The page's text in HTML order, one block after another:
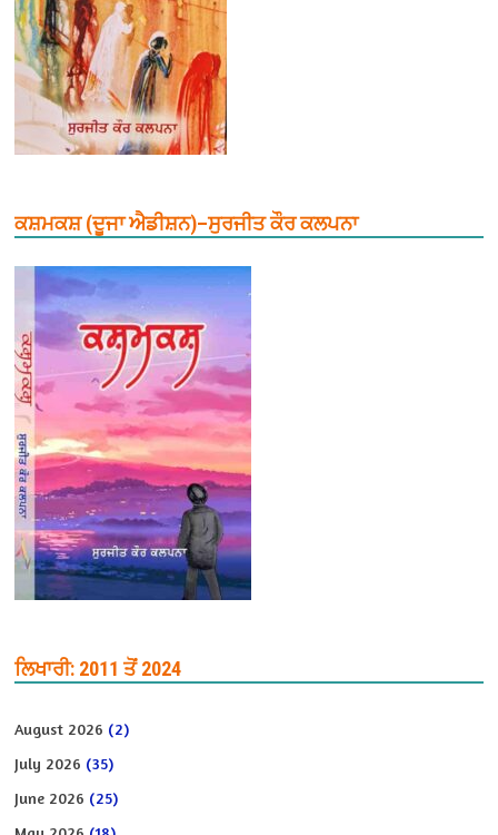
ਕਸ਼ਮਕਸ਼ (ਦੂਜਾ ਐਡੀਸ਼ਨ)–ਸੁਰਜੀਤ ਕੌਰ ਕਲਪਨਾ
ਲਿਖਾਰੀ: 2011 ਤੋਂ 2024
August 2026 (2)
July 2026 (35)
June 2026 (25)